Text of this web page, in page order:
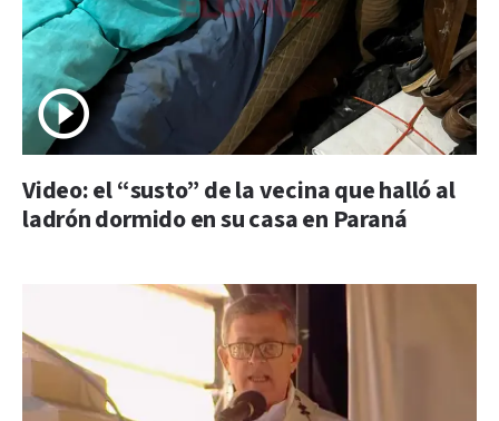
Video: el “susto” de la vecina que halló al
ladrón dormido en su casa en Paraná